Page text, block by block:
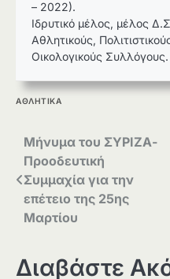
– 2022).
Ιδρυτικό μέλος, μέλος
Αθλητικούς,
Οικολογικούς Συλλόγους.
ΑΘΛΗΤΙΚΑ
Πλοήγηση
άρθρων
Μήνυμα του ΣΥΡΙΖΑ-
Προοδευτική
Συμμαχία για την
επέτειο της 25ης
Μαρτίου
Διαβάστε